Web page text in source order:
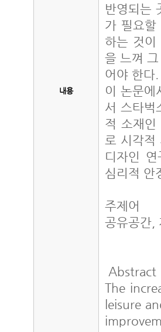
내용
반영되는
가 필요할
하는 것이
을 느껴
어야 한
이 논문에
서 스타벅
적 소재인
로 시각적
디자인
심리적 안
주제어
공유공간,
Abstract
The
leisure